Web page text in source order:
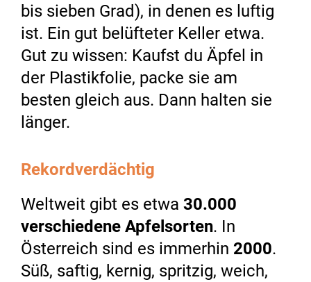
bis sieben Grad), in denen es luftig
ist. Ein gut belüfteter Keller etwa.
Gut zu wissen: Kaufst du Äpfel in
der Plastikfolie, packe sie am
besten gleich aus. Dann halten sie
länger.
Rekordverdächtig
Weltweit gibt es etwa 30.000
verschiedene Apfelsorten. In
Österreich sind es immerhin 2000.
Süß, saftig, kernig, spritzig, weich,